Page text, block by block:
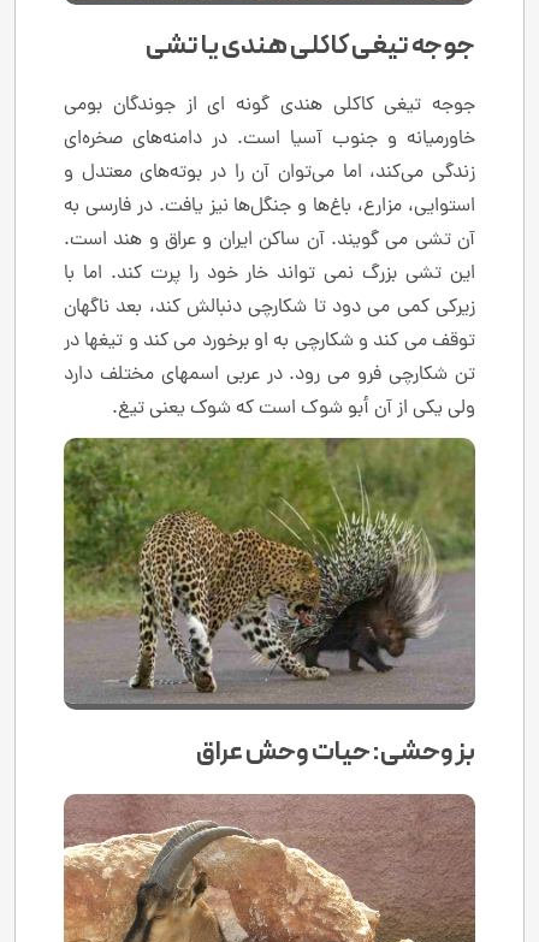
جوجه تیغی کاکلی هندی یا تشی
جوجه تیغی کاکلی هندی گونه ای از جوندگان بومی
خاورمیانه و جنوب آسیا است. در دامنه‌های صخره‌ای
زندگی می‌کند، اما می‌توان آن را در بوته‌های معتدل و
استوایی، مزارع، باغ‌ها و جنگل‌ها نیز یافت. در فارسی به
آن تشی می گویند. آن ساکن ایران و عراق و هند است.
این تشی بزرگ نمی تواند خار خود را پرت کند. اما با
زیرکی کمی می دود تا شکارچی دنبالش کند، بعد ناگهان
توقف می کند و شکارچی به او برخورد می کند و تیغها در
تن شکارچی فرو می رود. در عربی اسمهای مختلف دارد
ولی یکی از آن أبو شوك است که شوک یعنی تیغ.
بز وحشی: حیات وحش عراق